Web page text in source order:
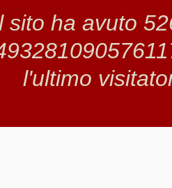
sito ha avuto
l'ultimo